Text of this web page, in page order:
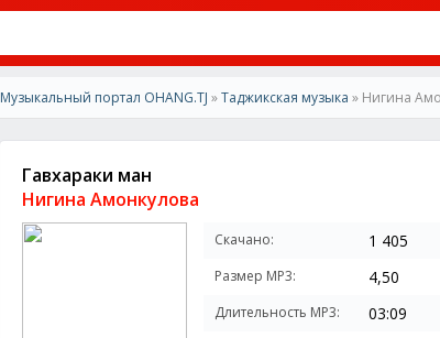
Музыкальный портал OHANG.TJ »Таджикская музыка » Нигина
Гавхараки ман
Нигина Амонкулова
Скачано: 1 405
Размер MP3: 4,50
Длительность MP3: 03:09